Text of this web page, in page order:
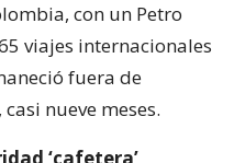
con un Petro
viajes internacionales
fuera de
nueve meses.